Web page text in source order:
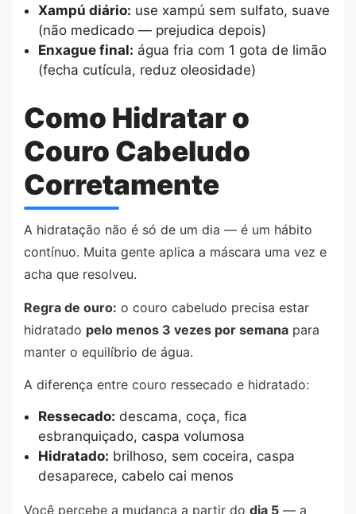
Xampú diário: use xampú sem sulfato, suave
(não medicado — prejudica depois)
Enxague final: água fria com 1 gota de limão
(fecha cutícula, reduz oleosidade)
Como Hidratar o
Couro Cabeludo
Corretamente
A hidratação não é só de um dia — é um hábito
contínuo. Muita gente aplica a máscara uma vez e
acha que resolveu.
Regra de ouro: o couro cabeludo precisa estar
hidratado pelo menos 3 vezes por semana para
manter o equilíbrio de água.
A diferença entre couro ressecado e hidratado:
Ressecado: descama, coça, fica
esbranquiçado, caspa volumosa
Hidratado: brilhoso, sem coceira, caspa
desaparece, cabelo cai menos
Você percebe a mudança a partir do dia 5 — a